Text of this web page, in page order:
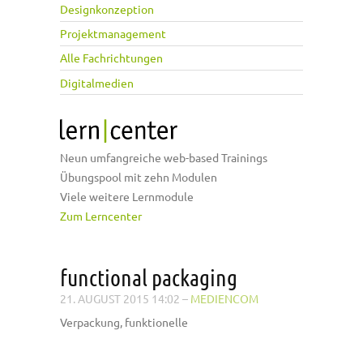
Designkonzeption
Projektmanagement
Alle Fachrichtungen
Digitalmedien
Neun umfangreiche web-based Trainings
Übungspool mit zehn Modulen
Viele weitere Lernmodule
Zum Lerncenter
functional packaging
21. AUGUST 2015 14:02 – MEDIENCOM
Verpackung, funktionelle